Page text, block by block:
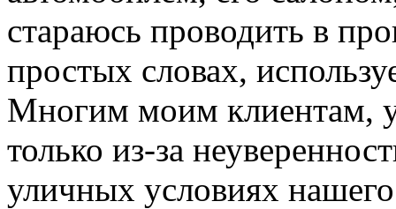
стараюсь проводить в
простых словах,
Многим моим клиентам,
только из-за
уличных условиях